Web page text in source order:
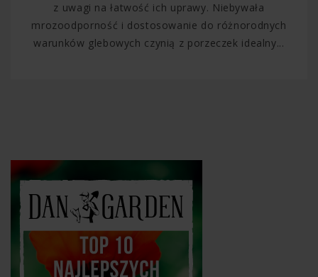
z uwagi na łatwość ich uprawy. Niebywała
mrozoodporność i dostosowanie do różnorodnych
warunków glebowych czynią z porzeczek idealny...